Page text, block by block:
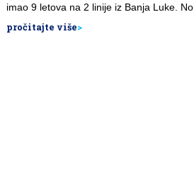
imao 9 letova na 2 linije iz Banja Luke. No,
pročitajte više>